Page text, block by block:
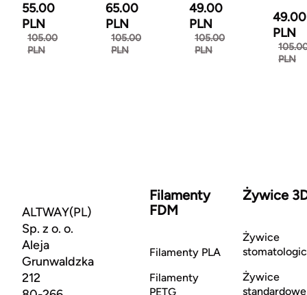
55.00
PLN
105.00
PLN
65.00
PLN
105.00
PLN
49.00
PLN
105.00
PLN
49.00
PLN
PLN
ALTWAY(PL)
Sp. z o. o.
Aleja
Grunwaldzka
212
Filamenty
FDM
Filamenty PLA
Filamenty
PETG
Żywice
Żywice
Żywice
standardowe